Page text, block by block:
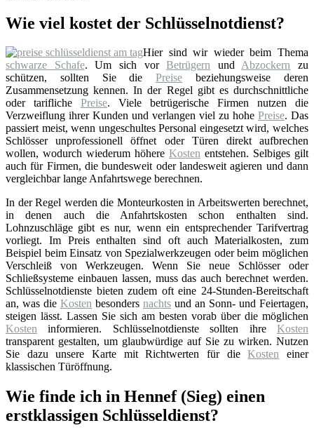
Wie viel kostet der Schlüsselnotdienst?
Hier sind wir wieder beim Thema
schwarze Schafe. Um sich vorBetrügern undAbzockern zu
schützen, sollten Sie diePreise beziehungsweise deren
Zusammensetzung kennen. In der Regel gibt es durchschnittliche
oder tarifliche Preise. Viele betrügerische Firmen nutzen die
Verzweiflung ihrer Kunden und verlangen viel zu hohe Preise. Das
passiert meist, wenn ungeschultes Personal eingesetzt wird, welches
Schlösser unprofessionell öffnet oder Türen direkt aufbrechen
wollen, wodurch wiederum höhere Kosten entstehen. Selbiges gilt
auch für Firmen, die bundesweit oder landesweit agieren und dann
vergleichbar lange Anfahrtswege berechnen.
In der Regel werden die Monteurkosten in Arbeitswerten berechnet,
in denen auch die Anfahrtskosten schon enthalten sind.
Lohnzuschläge gibt es nur, wenn ein entsprechender Tarifvertrag
vorliegt. Im Preis enthalten sind oft auch Materialkosten, zum
Beispiel beim Einsatz von Spezialwerkzeugen oder beim möglichen
Verschleiß von Werkzeugen. Wenn Sie neue Schlösser oder
Schließsysteme einbauen lassen, muss das auch berechnet werden.
Schlüsselnotdienste bieten zudem oft eine 24-Stunden-Bereitschaft
an, was die Kosten besonders nachts und an Sonn- und Feiertagen,
steigen lässt. Lassen Sie sich am besten vorab über die möglichen
Kosten informieren. Schlüsselnotdienste sollten ihre Kosten
transparent gestalten, um glaubwürdige auf Sie zu wirken. Nutzen
Sie dazu unsere Karte mit Richtwerten für dieKosten einer
klassischen Türöffnung.
Wie finde ich in Hennef (Sieg) einen
erstklassigen Schlüsseldienst?